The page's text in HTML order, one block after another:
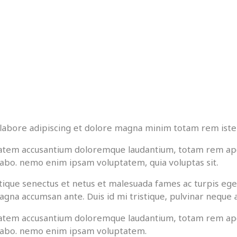
adipiscing et dolore magna minim totam rem iste
accusantium doloremque laudantium, totam rem
nemo enim ipsam voluptatem, quia voluptas sit.
senectus et netus et malesuada fames ac turpis
accumsan ante. Duis id mi tristique, pulvinar
accusantium doloremque laudantium, totam rem
nemo enim ipsam voluptatem.